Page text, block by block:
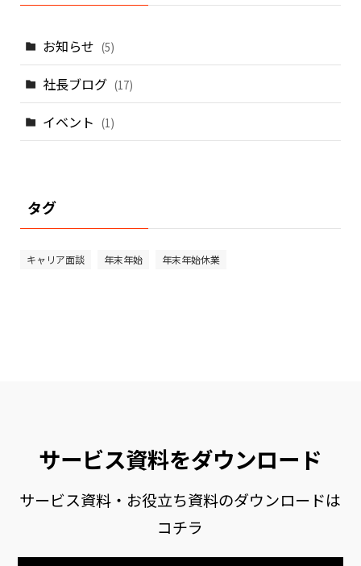
お知らせ (5)
社長ブログ (17)
イベント (1)
タグ
キャリア面談 年末年始 年末年始休業
サービス資料をダウンロード
サービス資料・お役立ち資料のダウンロードは
コチラ